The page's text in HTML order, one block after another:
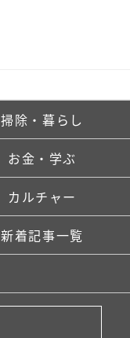
掃除・暮らし
お金・学ぶ
カルチャー
新着記事一覧